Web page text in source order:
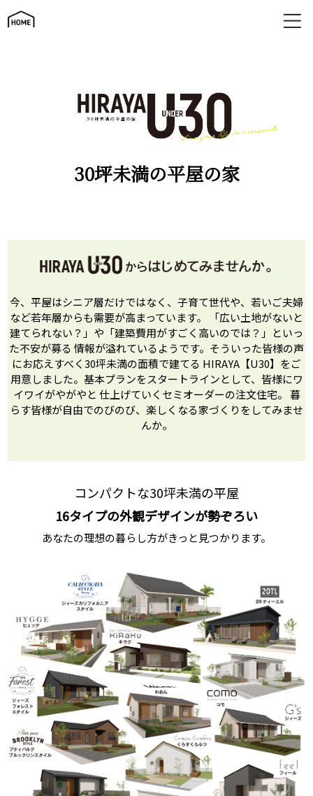
30坪未満の平屋の家 | 平屋U30
30坪未満の平屋の家
今、平屋はシニア層だけではなく、 子育て世代や、若いご夫婦
など若年層からも需要が高まっています。
「広い土地がないと
建てられない？」や 「建築費用がすごく高いのでは？」といっ
た不安が募る 情報が溢れているようです。 そういった皆様の声
にお応えすべく30坪未満の面積で建てる HIRAYA【U30】 をご
用意しました。基本プランをスタートラインとして、皆様にワ
イワイがやがやと 仕上げていくセミオーダーの注文住宅。 暮
らす皆様が自由でのびのび、 楽しくなる家づくりをしてみませ
んか。
コンパクトな30坪未満の平屋
16タイプの外観デザインが勢ぞろい
あなたの理想の暮らし方がきっと見つかります。